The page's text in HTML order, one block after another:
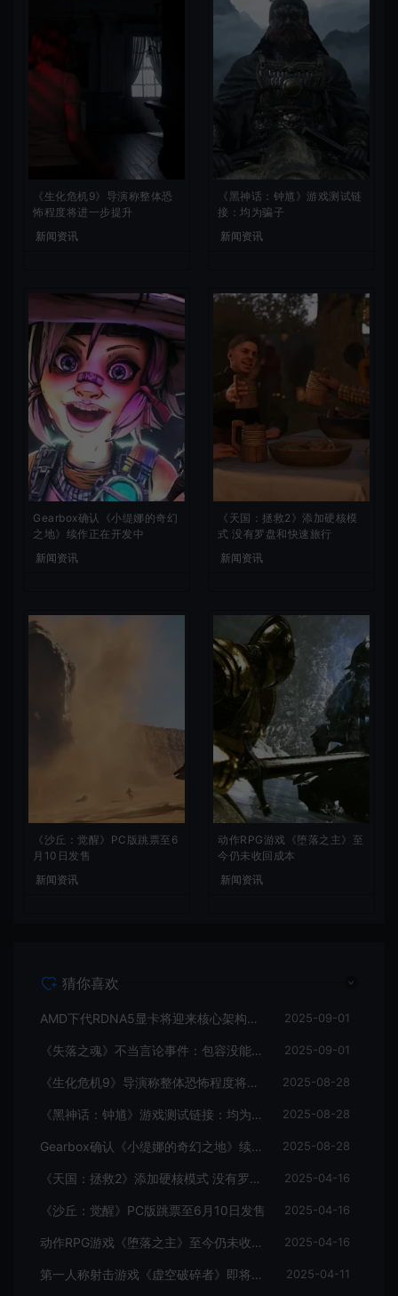
《生化危机9》导演称整体恐
怖程度将进一步提升
新闻资讯
《黑神话：钟馗》游戏测试链
接：均为骗子
新闻资讯
Gearbox确认《小缇娜的奇幻
之地》续作正在开发中
新闻资讯
《天国：拯救2》添加硬核模
式 没有罗盘和快速旅行
新闻资讯
《沙丘：觉醒》PC版跳票至6
月10日发售
新闻资讯
动作RPG游戏《堕落之主》至
今仍未收回成本
新闻资讯
猜你喜欢
AMD下代RDNA5显卡将迎来核心架构大幅升级 2025-09-01
《失落之魂》不当言论事件：包容没能消解过激言论 2025-09-01
《生化危机9》导演称整体恐怖程度将进一步提升 2025-08-28
《黑神话：钟馗》游戏测试链接：均为骗子 2025-08-28
Gearbox确认《小缇娜的奇幻之地》续作正在开发中 2025-08-28
《天国：拯救2》添加硬核模式 没有罗盘和快速旅行 2025-04-16
《沙丘：觉醒》PC版跳票至6月10日发售 2025-04-16
动作RPG游戏《堕落之主》至今仍未收回成本 2025-04-16
第一人称射击游戏《虚空破碎者》即将多平台上线 2025-04-11